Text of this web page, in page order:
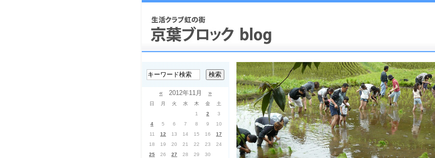
« 2012年11月 »
日 月 火 水 木 金
土
1
2
3
4
5 6 7 8 9
10
11
12 13 14 15 16
17
18
19 20 21 22 23
24
25
26 27 28 29 30